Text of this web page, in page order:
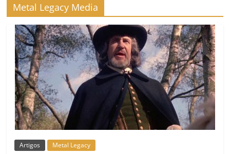
Metal Legacy Media
Artigos Metal Legacy